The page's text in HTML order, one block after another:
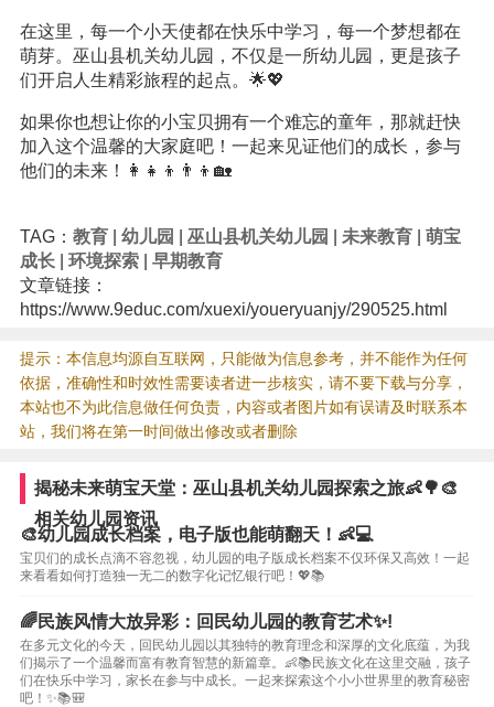
在这里，每一个小天使都在快乐中学习，每一个梦想都在
萌芽。巫山县机关幼儿园，不仅是一所幼儿园，更是孩子
们开启人生精彩旅程的起点。🌟💖
如果你也想让你的小宝贝拥有一个难忘的童年，那就赶快
加入这个温馨的大家庭吧！一起来见证他们的成长，参与
他们的未来！👩‍👧‍👦👨‍👦🏡
TAG： 教育| 幼儿园 巫山县机关幼儿园 未来教育| 萌宝
成长| 环境探索| 早期教育
文章链接：
https://www.9educ.com/xuexi/youeryuanjy/290525.html
提示：本信息均源自互联网，只能做为信息参考，并不能作为任何
依据，准确性和时效性需要读者进一步核实，请不要下载与分享，
本站也不为此信息做任何负责，内容或者图片如有误请及时联系本
站，我们将在第一时间做出修改或者删除
揭秘未来萌宝天堂：巫山县机关幼儿园探索之旅👶🌳🎨
相关幼儿园资讯
🎨幼儿园成长档案，电子版也能萌翻天！👶💻
宝贝们的成长点滴不容忽视，幼儿园的电子版成长档案不仅环保又高效！一起
来看看如何打造独一无二的数字化记忆银行吧！💖📚
🌈民族风情大放异彩：回民幼儿园的教育艺术✨!
在多元文化的今天，回民幼儿园以其独特的教育理念和深厚的文化底蕴，为我
们揭示了一个温馨而富有教育智慧的新篇章。👶📚民族文化在这里交融，孩子
们在快乐中学习，家长在参与中成长。一起来探索这个小小世界里的教育秘密
吧！✨📚🎒